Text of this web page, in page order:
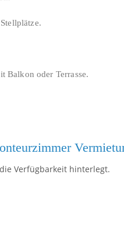
Balkon oder Terrasse.
Verfügbarkeit hinterlegt.